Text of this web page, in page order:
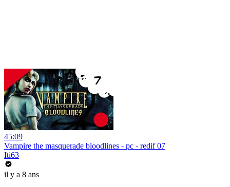
45:09
Vampire the masquerade bloodlines - pc - redif 07
Iti63
il y a 8 ans